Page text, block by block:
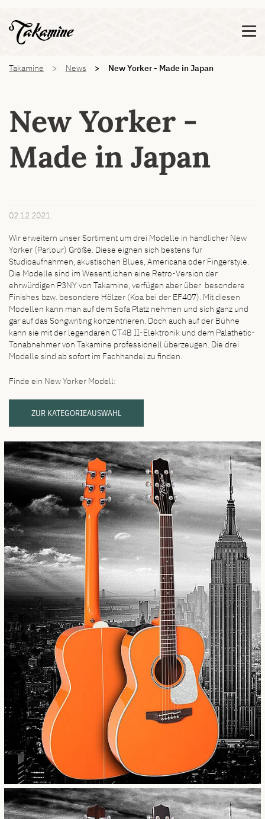
Diese Meldung nicht mehr anzeigen
Takamine News New Yorker - Made in Japan
New Yorker -
Made in Japan
02.12.2021
Wir erweitern unser Sortiment um drei Modelle in handlicher New
Yorker (Parlour) Größe. Diese eignen sich bestens für
Studioaufnahmen, akustischen Blues, Americana oder Fingerstyle.
Die Modelle sind im Wesentlichen eine Retro-Version der
ehrwürdigen P3NY von Takamine, verfügen aber über besondere
Finishes bzw. besondere Hölzer (Koa bei der EF407). Mit diesen
Modellen kann man auf dem Sofa Platz nehmen und sich ganz und
gar auf das Songwriting konzentrieren. Doch auch auf der Bühne
kann sie mit der legendären CT4B II-Elektronik und dem Palathetic-
Tonabnehmer von Takamine professionell überzeugen. Die drei
Modelle sind ab sofort im Fachhandel zu finden.
Finde ein New Yorker Modell:
ZUR KATEGORIEAUSWAHL